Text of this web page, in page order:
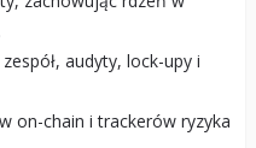
audyty, lock-upy i
on-chain i trackerów ryzyka